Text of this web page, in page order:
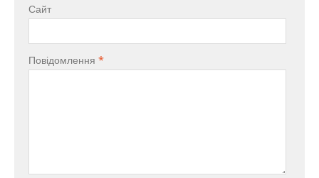
Сайт
Повідомлення *